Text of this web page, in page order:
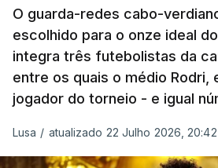
O ex-lateral do Benfica
“é um enorme orgulho e um
qualquer jogador gostaria de
O guarda-redes cabo-
escolhido para o onze ideal
integra três futebolistas da
entre os quais o médio Rodri,
jogador do torneio - e igual
Lusa / atualizado 22 Julho 2026, 20:42